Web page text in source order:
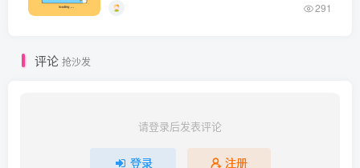
291
评论 抢沙发
请登录后发表评论
登录 注册